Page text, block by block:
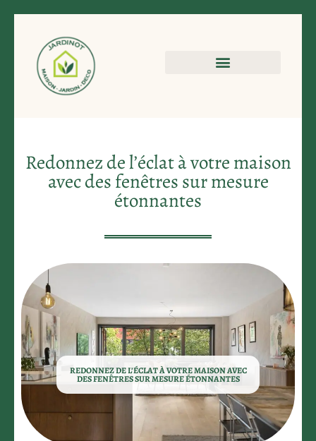
Redonnez de l’éclat à votre maison
avec des fenêtres sur mesure
étonnantes
REDONNEZ DE L’ÉCLAT À VOTRE MAISON AVEC
DES FENÊTRES SUR MESURE ÉTONNANTES